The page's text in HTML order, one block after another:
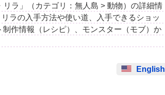
ラ」（カテゴリ：無人島 > 動物）の詳細情
ラの入手方法や使い道、入手できるショッ
作情報（レシピ）、モンスター（モブ）か
English